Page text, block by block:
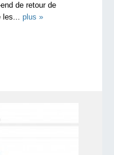
de retour de
les... plus »